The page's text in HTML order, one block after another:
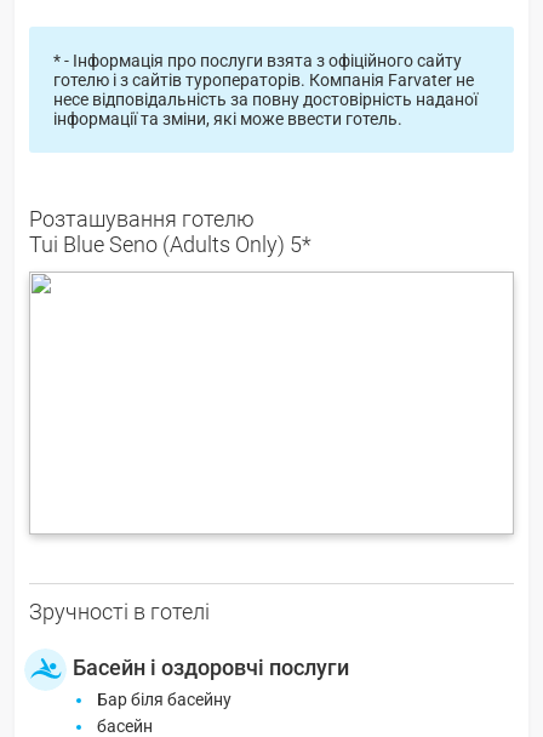
* - Інформація про послуги взята з офіційного сайту
готелю і з сайтів туроператорів. Компанія Farvater не
несе відповідальність за повну достовірність наданої
інформації та зміни, які може ввести готель.
Розташування готелю
Tui Blue Seno (Adults Only) 5*
Зручності в готелі
Басейн і оздоровчі послуги
Бар біля басейну
басейн